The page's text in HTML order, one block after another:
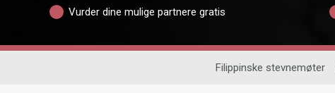
Vurder dine mulige partnere gratis
Filippinske stevnemøter